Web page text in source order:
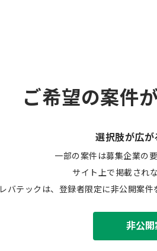
ご希望の案件
選択肢が広が
一部の案件は募集企業の
サイト上で掲載され
レバテックは、登録者限定に非公開案
非公